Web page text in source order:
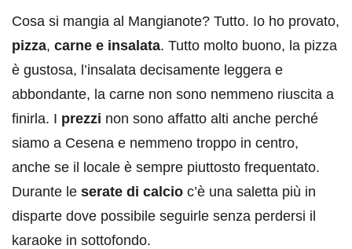
Cosa si mangia al Mangianote? Tutto. Io ho provato,
pizza, carne e insalata. Tutto molto buono, la pizza
è gustosa, l’insalata decisamente leggera e
abbondante, la carne non sono nemmeno riuscita a
finirla. I prezzi non sono affatto alti anche perché
siamo a Cesena e nemmeno troppo in centro,
anche se il locale è sempre piuttosto frequentato.
Durante le serate di calcio c’è una saletta più in
disparte dove possibile seguirle senza perdersi il
karaoke in sottofondo.